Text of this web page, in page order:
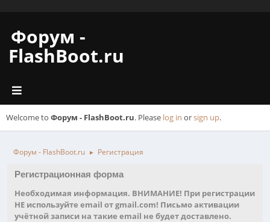
Форум -
FlashBoot.ru
Welcome to Форум - FlashBoot.ru. Please log in orsign up.
Форум - FlashBoot.ru ► Регистрация
Регистрационная форма
Необходимая информация. ВНИМАНИЕ! При регистрации
НЕ используйте email от gmail.com! Письмо активации
учётной записи на такие email не будет доставлено.